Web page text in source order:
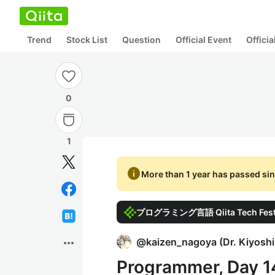
Trend Stock List Question Official Event
0
1
more_horiz
infoMore than 1 year has passed
プログラミング言語 Qiita Tech
@kaizen_nagoya (Dr.
Programmer, Day